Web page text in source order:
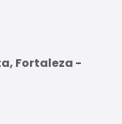
Fortaleza -